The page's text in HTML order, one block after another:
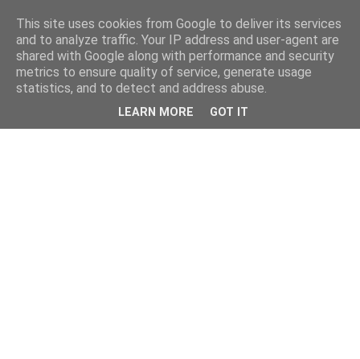
This site uses cookies from Google to deliver its services
and to analyze traffic. Your IP address and user-agent are
shared with Google along with performance and security
metrics to ensure quality of service, generate usage
statistics, and to detect and address abuse.
LEARN MORE GOT IT